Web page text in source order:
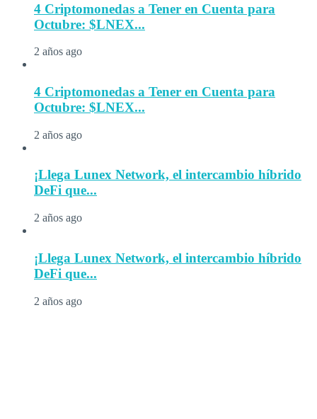
4 Criptomonedas a Tener en Cuenta para
Octubre: $LNEX...
2 años ago
4 Criptomonedas a Tener en Cuenta para
Octubre: $LNEX...
2 años ago
¡Llega Lunex Network, el intercambio híbrido
DeFi que...
2 años ago
¡Llega Lunex Network, el intercambio híbrido
DeFi que...
2 años ago